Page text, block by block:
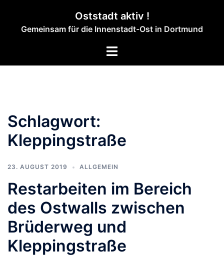
springen
Oststadt aktiv !
Gemeinsam für die Innenstadt-Ost in Dortmund
Menü
Schlagwort:
Kleppingstraße
23. AUGUST 2019 ALLGEMEIN
Restarbeiten im Bereich
des Ostwalls zwischen
Brüderweg und
Kleppingstraße